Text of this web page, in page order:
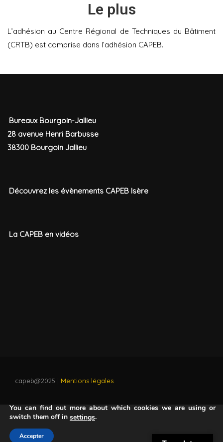
Le plus
L’adhésion au Centre Régional de Techniques du Bâtiment
(CRTB) est comprise dans l’adhésion CAPEB.
Bureaux Bourgoin-Jallieu
28 avenue Henri Barbusse
38300 Bourgoin Jallieu
Découvrez les évènements CAPEB Isère
La CAPEB en vidéos
capeb@2025 | Mentions légales
You can find out more about which cookies we are using or
switch them off in settings.
Accepter